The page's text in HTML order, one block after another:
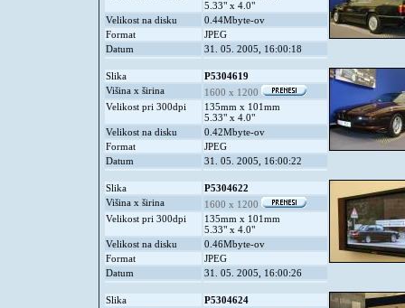
5.33" x 4.0"
Velikost na disku
0.44Mbyte-ov
Format
JPEG
Datum
31. 05. 2005, 16:00:18
Slika
P5304619
Višina x širina
1600 x 1200
Velikost pri 300dpi
135mm x 101mm
5.33" x 4.0"
Velikost na disku
0.42Mbyte-ov
Format
JPEG
Datum
31. 05. 2005, 16:00:22
Slika
P5304622
Višina x širina
1600 x 1200
Velikost pri 300dpi
135mm x 101mm
5.33" x 4.0"
Velikost na disku
0.46Mbyte-ov
Format
JPEG
Datum
31. 05. 2005, 16:00:26
Slika
P5304624